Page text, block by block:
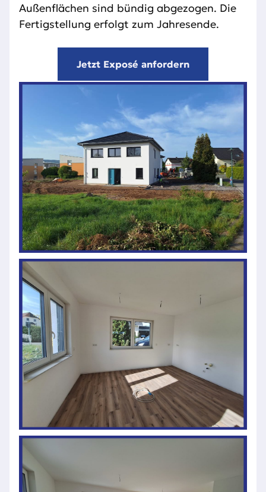
Außenflächen sind bündig abgezogen. Die
Fertigstellung erfolgt zum Jahresende.
Jetzt Exposé anfordern